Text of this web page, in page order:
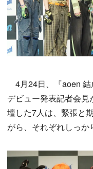
4月24日、『aoen 結
デビュー発表記者会
壇した7人は、緊張と
がら、それぞれしっか